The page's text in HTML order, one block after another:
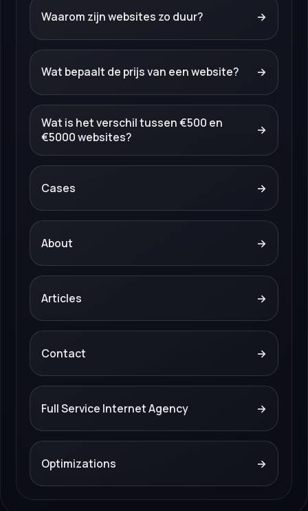
Waarom zijn websites zo duur? →
Wat bepaalt de prijs van een website? →
Wat is het verschil tussen €500 en
€5000 websites?
→
Cases →
About →
Articles →
Contact →
Full Service Internet Agency →
Optimizations →